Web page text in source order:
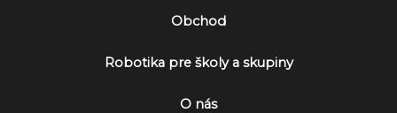
Obchod
Robotika pre školy a skupiny
O nás